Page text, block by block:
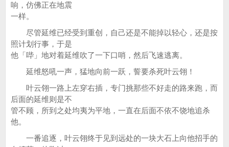
响，仿佛正在地震
一样。
尽管延维已经受到重创，自己还是不能掉以轻心，还是按
照计划行事，于是
他「哔」地对着延维吹了一下口哨，然后飞速逃离。
延维怒吼一声，猛地向前一跃，誓要杀死叶云翎！
叶云翎一路上左穿右插，专门挑那些不好走的路来跑，而
后面的延维则是不
管不顾，所到之处均夷为平地，一直在后面不依不饶地追杀
他。
一番追逐，叶云翎终于见到远处的一块大石上向他招手的